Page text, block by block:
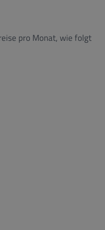
pro Monat, wie folgt